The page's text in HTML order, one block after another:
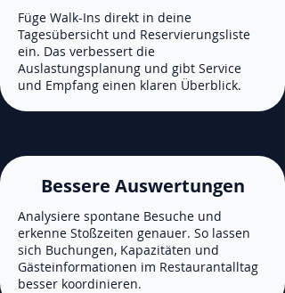
Füge Walk-Ins direkt in deine
Tagesübersicht und Reservierungsliste
ein. Das verbessert die
Auslastungsplanung und gibt Service
und Empfang einen klaren Überblick.
Bessere Auswertungen
Analysiere spontane Besuche und
erkenne Stoßzeiten genauer. So lassen
sich Buchungen, Kapazitäten und
Gästeinformationen im Restaurantalltag
besser koordinieren.